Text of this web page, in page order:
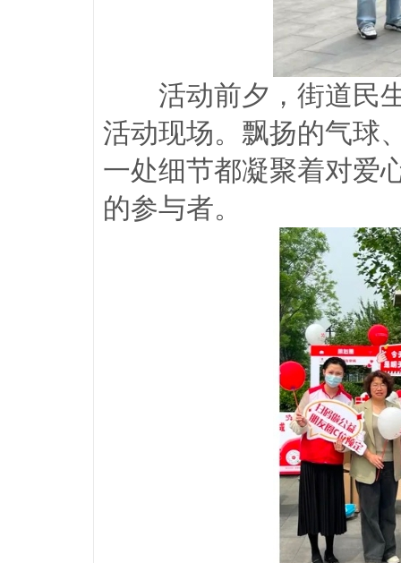
活动前夕，街道民
活动现场。飘扬的气球
一处细节都凝聚着对爱
的参与者。